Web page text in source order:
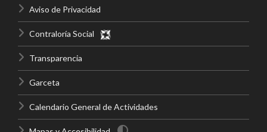
Aviso de Privacidad
Contraloría Social
Transparencia
Garceta
Calendario General de Actividades